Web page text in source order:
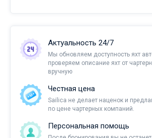
Актуальность 24/7
Мы обновляем доступность яхт
проверяем описание яхт от
вручную
Честная цена
Sailica не делает наценок и
по цене чартерных компаний.
Персональная помощь